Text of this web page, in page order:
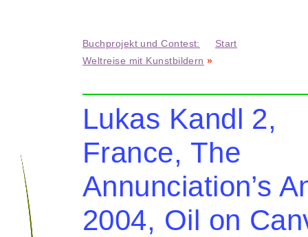
Buchprojekt und Contest:
Weltreise mit Kunstbildern »
Start
Lukas Kandl 2,
France, The
Annunciation’s
2004, Oil on